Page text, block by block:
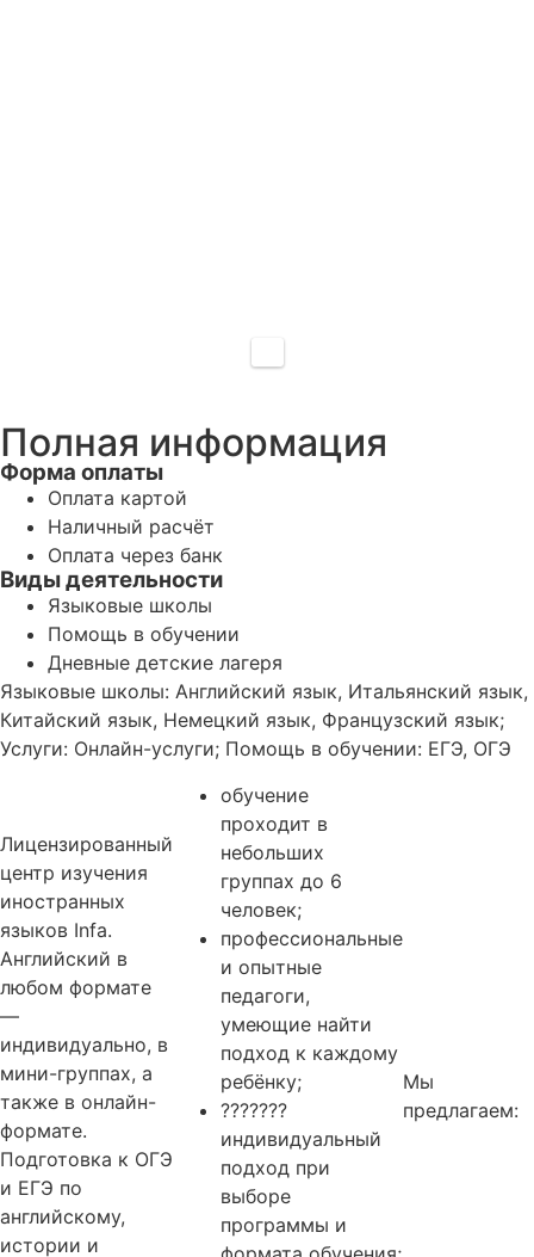
Полная информация
Форма оплаты
Оплата картой
Наличный расчёт
Оплата через банк
Виды деятельности
Языковые школы
Помощь в обучении
Дневные детские лагеря
Языковые школы: Английский язык, Итальянский язык,
Китайский язык, Немецкий язык, Французский язык;
Услуги: Онлайн-услуги; Помощь в обучении: ЕГЭ, ОГЭ
Лицензированный
центр изучения
иностранных
языков Infa.
Английский в
любом формате
—
индивидуально, в
мини-группах, а
также в онлайн-
формате.
Подготовка к ОГЭ
и ЕГЭ по
английскому,
истории и
обучение
проходит в
небольших
группах до 6
человек;
профессиональные
и опытные
педагоги,
умеющие найти
подход к каждому
ребёнку;
???????
индивидуальный
подход при
выборе
программы и
Мы
предлагаем: